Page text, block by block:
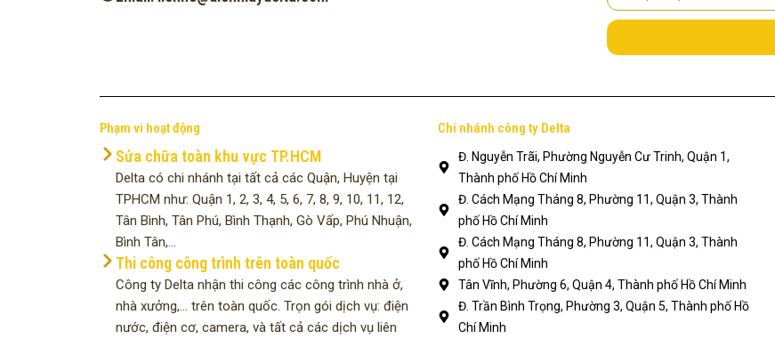
điện
thoại
Phạm vi hoạt động
Sửa chữa toàn khu vực TP.HCM
Delta có chi nhánh tại tất cả các Quận, Huyện tại
TPHCM như: Quận 1, 2, 3, 4, 5, 6, 7, 8, 9, 10, 11, 12,
Tân Bình, Tân Phú, Bình Thạnh, Gò Vấp, Phú Nhuận,
Bình Tân,...
Thi công công trình trên toàn quốc
Công ty Delta nhận thi công các công trình nhà ở,
nhà xưởng,... trên toàn quốc. Trọn gói dịch vụ: điện
nước, điện cơ, camera, và tất cả các dịch vụ liên
Chi nhánh công ty Delta
Đ. Nguyễn Trãi, Phường Nguyễn Cư Trinh, Quận 1,
Thành phố Hồ Chí Minh
Đ. Cách Mạng Tháng 8, Phường 11, Quận 3, Thành
phố Hồ Chí Minh
Đ. Cách Mạng Tháng 8, Phường 11, Quận 3, Thành
phố Hồ Chí Minh
Tân Vĩnh, Phường 6, Quận 4, Thành phố Hồ Chí Minh
Đ. Trần Bình Trọng, Phường 3, Quận 5, Thành phố Hồ
Chí Minh